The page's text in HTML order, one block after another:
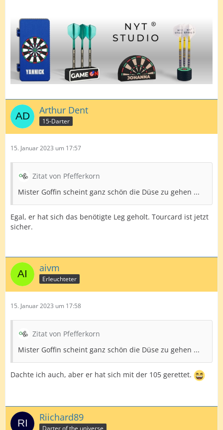
Arthur Dent
15-Darter
15. Januar 2023 um 17:57
Zitat von Pfefferkorn
Mister Goffin scheint ganz schön die Düse zu gehen ...
Egal, er hat sich das benötigte Leg geholt. Tourcard ist jetzt
sicher.
aivm
Erleuchteter
15. Januar 2023 um 17:58
Zitat von Pfefferkorn
Mister Goffin scheint ganz schön die Düse zu gehen ...
Dachte ich auch, aber er hat sich mit der 105 gerettet.
Riichard89